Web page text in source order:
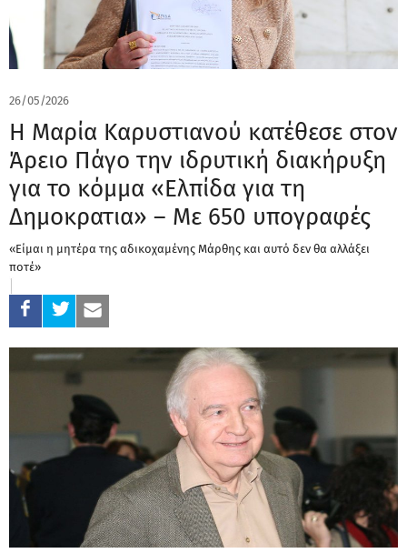
26/05/2026
Η Μαρία Καρυστιανού κατέθεσε στον
Άρειο Πάγο την ιδρυτική διακήρυξη
για το κόμμα «Ελπίδα για τη
Δημοκρατια» – Με 650 υπογραφές
«Είμαι η μητέρα της αδικοχαμένης Μάρθης και αυτό δεν θα αλλάξει
ποτέ»